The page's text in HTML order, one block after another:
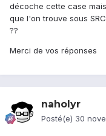
décoche cette case
que l'on trouve sous
??
Merci de vos réponses
naholyr
Posté(e) 30